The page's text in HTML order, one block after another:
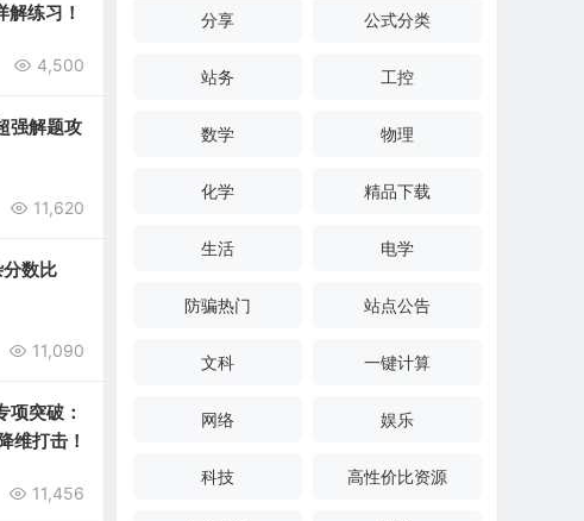
练习！
4,500
强解题攻
11,620
数比
11,090
项突破：
维打击！
11,456
分享 公式分类
站务 工控
数学 物理
化学 精品下载
生活 电学
防骗热门 站点公告
文科 一键计算
网络 娱乐
科技 高性价比资源